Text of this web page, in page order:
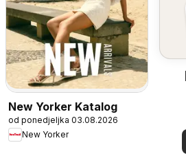
New Yorker Katalog
od ponedjeljka 03.08.2026
New Yorker